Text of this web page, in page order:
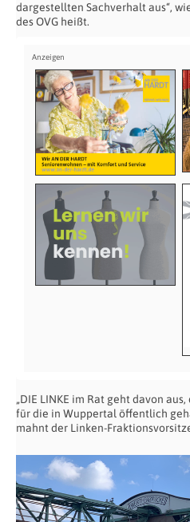
dargestellten Sachverhalt aus“,
des OVG heißt.
„DIE LINKE im Rat geht davon
für die in Wuppertal öffentlich
mahnt der Linken-